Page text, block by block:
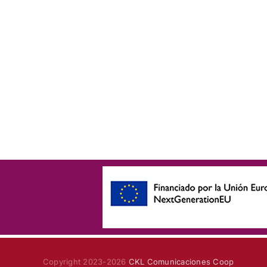
Copyright 2023-2026 CKL Comunicaciones Coop